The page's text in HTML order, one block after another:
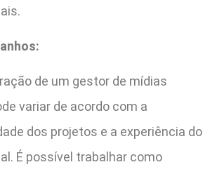
de um gestor de mídias
variar de acordo com a
dos projetos e a experiência do
É possível trabalhar como